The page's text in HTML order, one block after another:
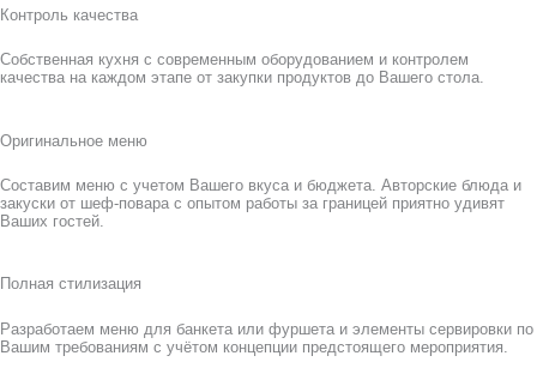
Контроль качества
Собственная кухня с современным оборудованием и контролем
качества на каждом этапе от закупки продуктов до Вашего стола.
Оригинальное меню
Составим меню с учетом Вашего вкуса и бюджета. Авторские блюда и
закуски от шеф-повара с опытом работы за границей приятно удивят
Ваших гостей.
Полная стилизация
Разработаем меню для банкета или фуршета и элементы сервировки по
Вашим требованиям с учётом концепции предстоящего мероприятия.